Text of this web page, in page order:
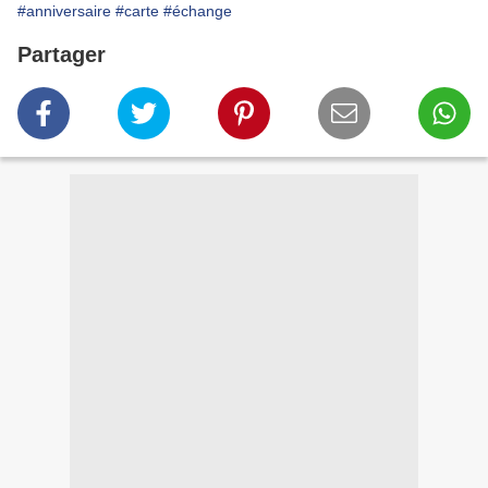
#anniversaire #carte #échange
Partager